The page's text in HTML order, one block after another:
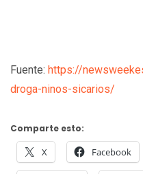
Fuente: https://
droga-ninos-sicarios/
Comparte esto:
X Facebook